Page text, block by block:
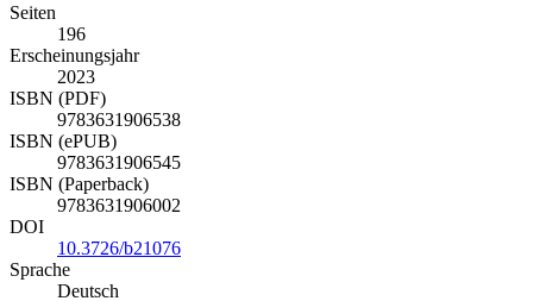
Seiten
196
Erscheinungsjahr
2023
ISBN (PDF)
9783631906538
ISBN (ePUB)
9783631906545
ISBN (Paperback)
9783631906002
DOI
10.3726/b21076
Sprache
Deutsch